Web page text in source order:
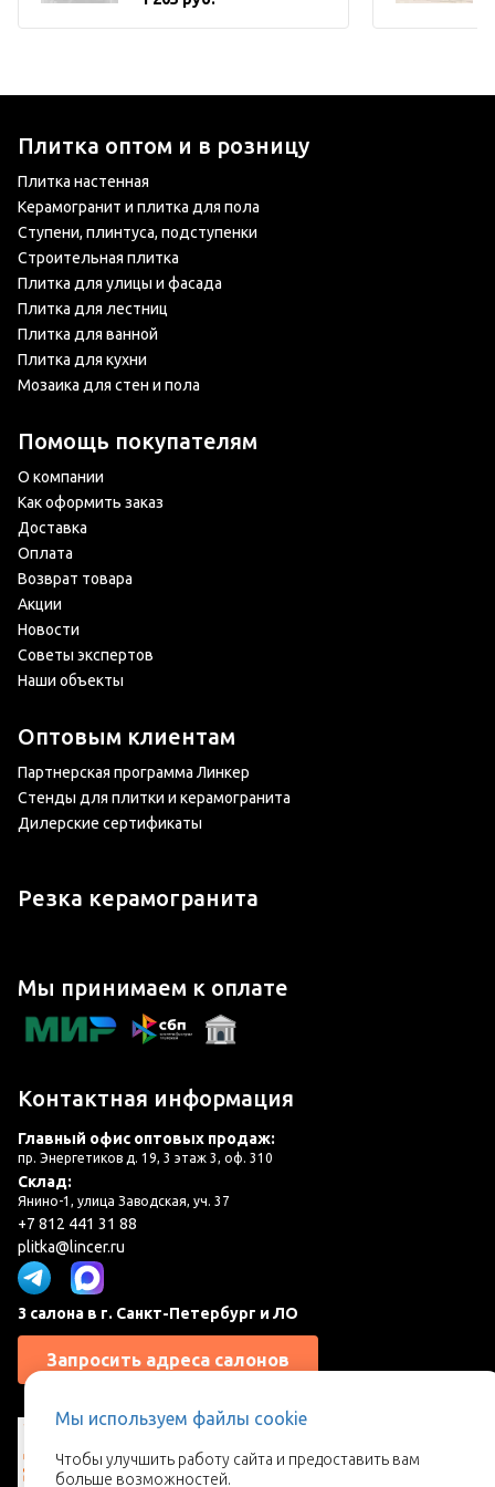
Плитка оптом и в розницу
Плитка настенная
Керамогранит и плитка для пола
Ступени, плинтуса, подступенки
Строительная плитка
Плитка для улицы и фасада
Плитка для лестниц
Плитка для ванной
Плитка для кухни
Мозаика для стен и пола
Помощь покупателям
О компании
Как оформить заказ
Доставка
Оплата
Возврат товара
Акции
Новости
Советы экспертов
Наши объекты
Оптовым клиентам
Партнерская программа Линкер
Стенды для плитки и керамогранита
Дилерские сертификаты
Резка керамогранита
Мы принимаем к оплате
Контактная информация
Главный офис оптовых продаж:
пр. Энергетиков д. 19, 3 этаж 3, оф. 310
Склад:
Янино-1, улица Заводская, уч. 37
+7 812 441 31 88
plitka@lincer.ru
3 салона в г. Санкт-Петербург и ЛО
Запросить адреса салонов
Мы используем файлы cookie
Чтобы улучшить работу сайта и предоставить вам
больше возможностей.